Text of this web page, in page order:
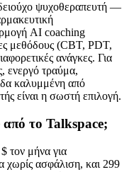
ψυχοθεραπευτή —
AI coaching
μεθόδους (CBT, PDT,
ανάγκες. Για
ενεργό τραύμα,
καλυμμένη από
είναι η σωστή επιλογή.
από το Talkspace;
τον μήνα για
χωρίς ασφάλιση, και 299